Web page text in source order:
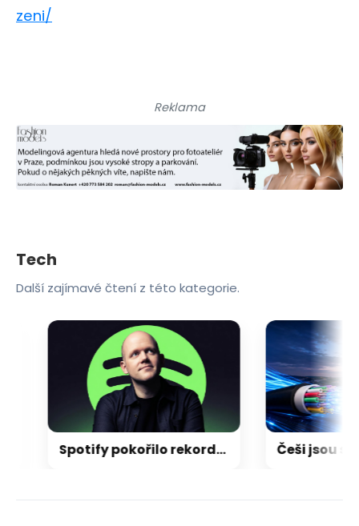
zeni/
Reklama
Tech
Další zajímavé čtení z této kategorie.
Spotify pokořilo rekordní milník v počtu platících posluchačů, konkurence může jen závidět